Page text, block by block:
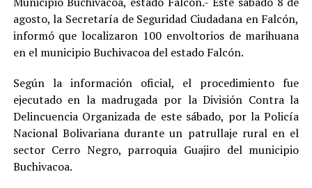
agosto, la Secretaría de Seguridad Ciudadana en Falcón,
informó que localizaron 100 envoltorios de marihuana
en el municipio Buchivacoa del estado Falcón.
Según la información oficial, el procedimiento fue
ejecutado en la madrugada por la División Contra la
Delincuencia Organizada de este sábado, por la Policía
Nacional Bolivariana durante un patrullaje rural en el
sector Cerro Negro, parroquia Guajiro del municipio
Buchivacoa.